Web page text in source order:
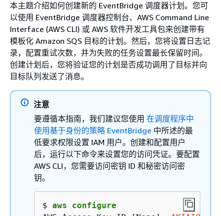
本主题介绍如何创建新的 EventBridge 调度器计划。您可
以使用 EventBridge 调度器控制台、AWS Command Line
Interface (AWS CLI) 或 AWS 软件开发工具包来创建带有
模板化 Amazon SQS 目标的计划。然后，您将设置日志记
录，配置重试次数，并为失败的任务设置最长保留时间。
创建计划后，您将验证您的计划是否成功调用了目标并向
目标队列发送了消息。
注意
要遵循本指南，我们建议您使用 在调度程序中
使用基于身份的策略 EventBridge 中所述的最
低要求权限设置 IAM 用户。创建和配置用户
后，运行以下命令来设置您的访问凭证。要配置
AWS CLI，您需要访问密钥 ID 和秘密访问密
钥。
$ aws configure